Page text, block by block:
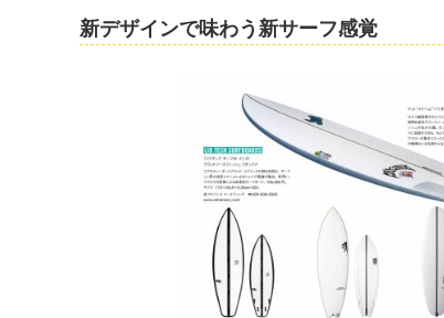
新デザインで味わう新サーフ感覚